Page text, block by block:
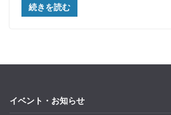
続きを読む
イベント・お知らせ